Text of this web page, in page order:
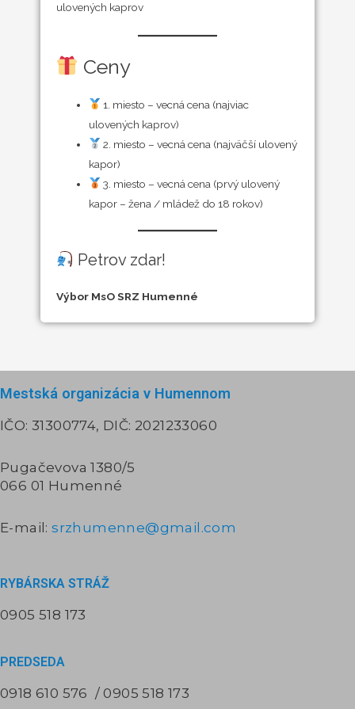
ulovených kaprov
Ceny
1. miesto – vecná cena (najviac
ulovených kaprov)
2. miesto – vecná cena (najväčší ulovený
kapor)
3. miesto – vecná cena (prvý ulovený
kapor – žena / mládež do 18 rokov)
Petrov zdar!
Výbor MsO SRZ Humenné
Mestská organizácia v Humennom
IČO: 31300774, DIČ: 2021233060
Pugačevova 1380/5
066 01 Humenné
E-mail:srzhumenne@gmail.com
RYBÁRSKA STRÁŽ​
0905 518 173
PREDSEDA
0918 610 576 / 0905 518 173